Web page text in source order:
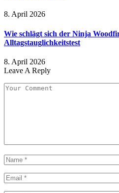
8. April 2026
Wie schlägt sich der Ninja
Alltagstauglichkeitstest
8. April 2026
Leave A Reply